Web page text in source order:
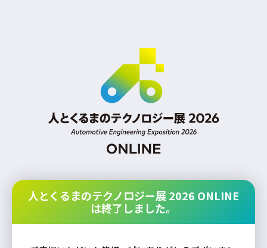
人とくるまのテクノロジー展 2026 ONLINE
は終了しました。